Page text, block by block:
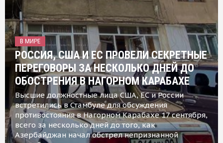
В МИРЕ
РОССИЯ, США И ЕС ПРОВЕЛИ СЕКРЕТНЫЕ
ПЕРЕГОВОРЫ ЗА НЕСКОЛЬКО ДНЕЙ ДО
ОБОСТРЕНИЯ В НАГОРНОМ КАРАБАХЕ
Высшие должностные лица США, ЕС и России
встретились в Стамбуле для обсуждения
противостояния в Нагорном Карабахе 17 сентября,
всего за несколько дней до того, как
Азербайджан начал обстрел непризнанной